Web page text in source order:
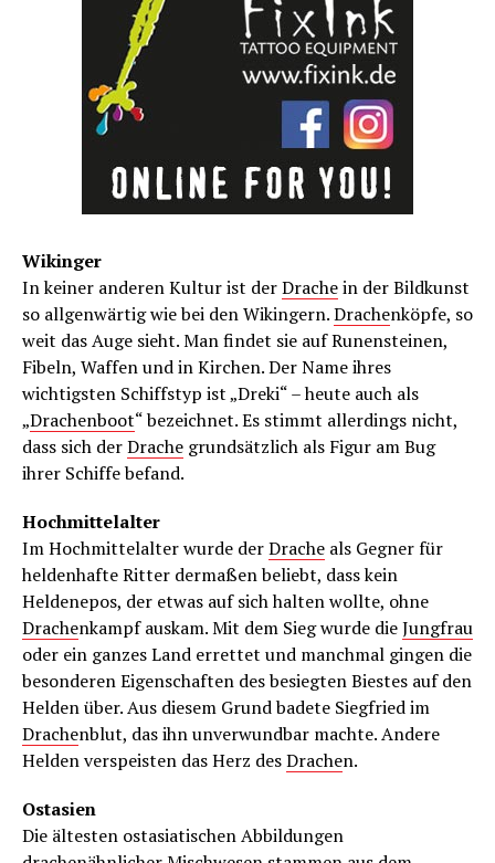
Wikinger
In keiner anderen Kultur ist derDrachein der Bildkunst
so allgenwärtig wie bei den Wikingern.Drachenköpfe, so
weit das Auge sieht. Man findet sie auf Runensteinen,
Fibeln, Waffen und in Kirchen. Der Name ihres
wichtigsten Schiffstyp ist „Dreki“ – heute auch als
„Drachenboot“ bezeichnet. Es stimmt allerdings nicht,
dass sich derDrache grundsätzlich als Figur am Bug
ihrer Schiffe befand.
Hochmittelalter
Im Hochmittelalter wurde derDrache als Gegner für
heldenhafte Ritter dermaßen beliebt, dass kein
Heldenepos, der etwas auf sich halten wollte, ohne
Drachenkampf auskam. Mit dem Sieg wurde dieJungfrau
oder ein ganzes Land errettet und manchmal gingen die
besonderen Eigenschaften des besiegten Biestes auf den
Helden über. Aus diesem Grund badete Siegfried im
Drachenblut, das ihn unverwundbar machte. Andere
Helden verspeisten das Herz desDrachen.
Ostasien
Die ältesten ostasiatischen Abbildungen